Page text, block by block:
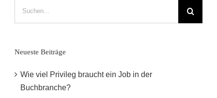
Neueste Beiträge
Wie viel Privileg braucht ein Job in der
Buchbranche?